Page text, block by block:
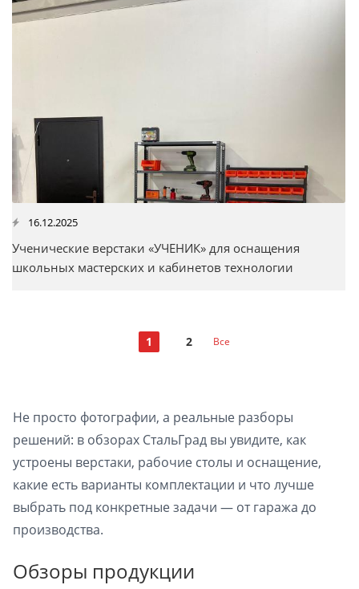
16.12.2025
Ученические верстаки «УЧЕНИК» для оснащения
школьных мастерских и кабинетов технологии
1 2 Все
Не просто фотографии, а реальные разборы
решений: в обзорах СтальГрад вы увидите, как
устроены верстаки, рабочие столы и оснащение,
какие есть варианты комплектации и что лучше
выбрать под конкретные задачи — от гаража до
производства.
Обзоры продукции